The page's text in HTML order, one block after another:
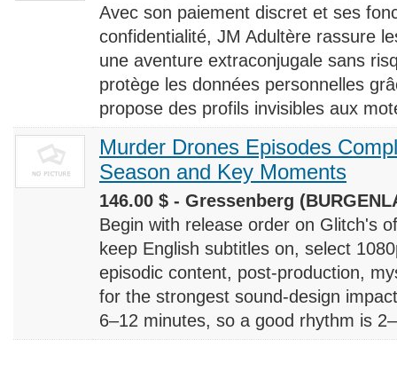
Avec son paiement discret et ses
confidentialité, JM Adultère rassure
une aventure extraconjugale sans
protège les données personnelles
propose des profils invisibles aux
Murder Drones Episodes
Season and Key Moments
146.00 $ - Gressenberg
Begin with release order on Glitch's
keep English subtitles on, select
episodic content, post-production,
for the strongest sound-design
6–12 minutes, so a good rhythm is